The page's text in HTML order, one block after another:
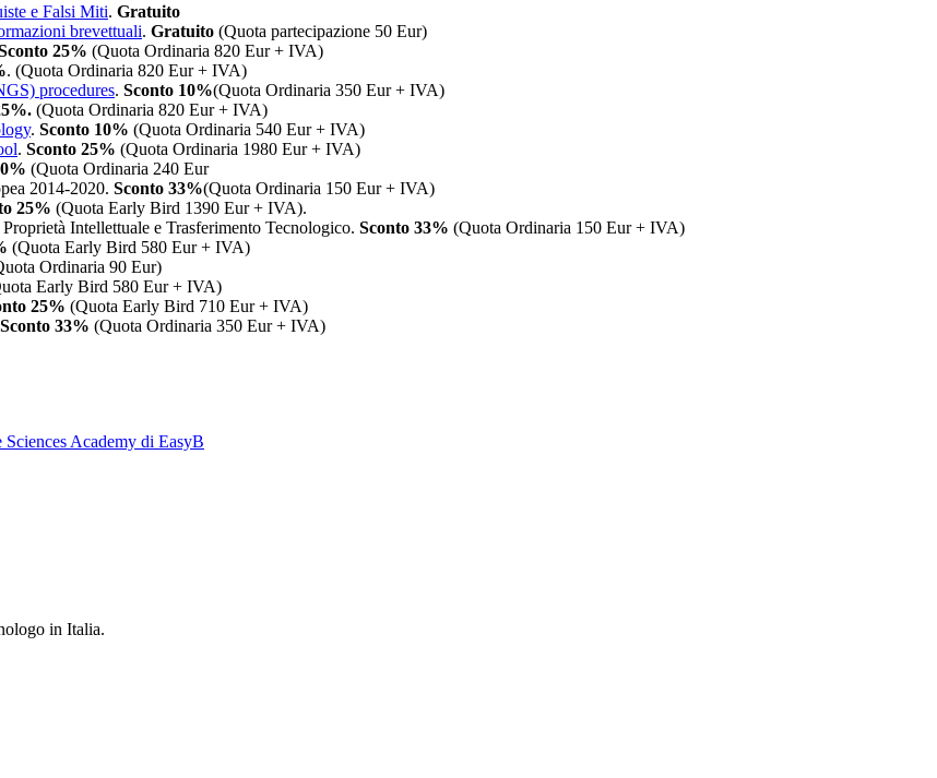
e Falsi Miti. Gratuito
brevettuali. Gratuito (Quota partecipazione 50 Eur)
25% (Quota Ordinaria 820 Eur + IVA)
. (Quota Ordinaria 820 Eur + IVA)
procedures. Sconto 10%(Quota Ordinaria 350 Eur + IVA)
(Quota Ordinaria 820 Eur + IVA)
. Sconto 10% (Quota Ordinaria 540 Eur + IVA)
. Sconto 25% (Quota Ordinaria 1980 Eur + IVA)
(Quota Ordinaria 240 Eur
2014-2020. Sconto 33%(Quota Ordinaria 150 Eur + IVA)
25% (Quota Early Bird 1390 Eur + IVA).
Intellettuale e Trasferimento Tecnologico. Sconto 33% (Quota Ordinaria 150 Eur + IVA)
(Quota Early Bird 580 Eur + IVA)
Ordinaria 90 Eur)
Early Bird 580 Eur + IVA)
25% (Quota Early Bird 710 Eur + IVA)
Sconto 33% (Quota Ordinaria 350 Eur + IVA)
Academy di EasyB
in Italia.